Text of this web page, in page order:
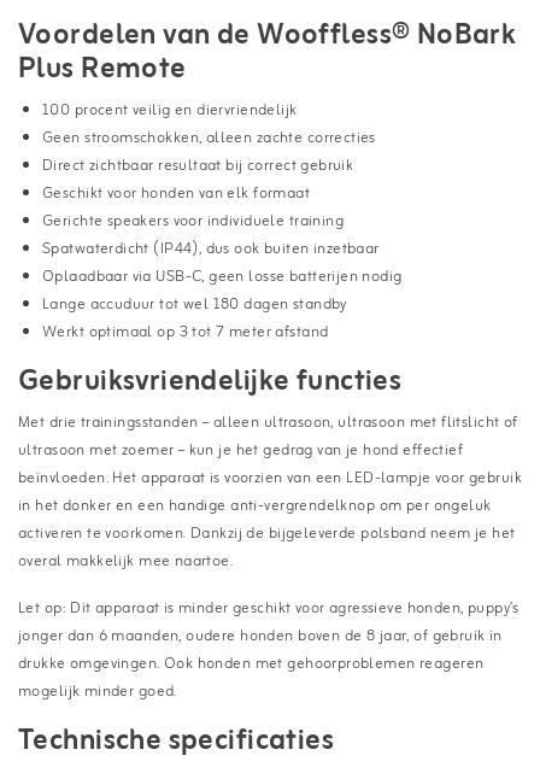
Voordelen van de Wooffless® NoBark
Plus Remote
100 procent veilig en diervriendelijk
Geen stroomschokken, alleen zachte correcties
Direct zichtbaar resultaat bij correct gebruik
Geschikt voor honden van elk formaat
Gerichte speakers voor individuele training
Spatwaterdicht (IP44), dus ook buiten inzetbaar
Oplaadbaar via USB-C, geen losse batterijen nodig
Lange accuduur tot wel 180 dagen standby
Werkt optimaal op 3 tot 7 meter afstand
Gebruiksvriendelijke functies
Met drie trainingsstanden – alleen ultrasoon, ultrasoon met flitslicht of
ultrasoon met zoemer – kun je het gedrag van je hond effectief
beïnvloeden. Het apparaat is voorzien van een LED-lampje voor gebruik
in het donker en een handige anti-vergrendelknop om per ongeluk
activeren te voorkomen. Dankzij de bijgeleverde polsband neem je het
overal makkelijk mee naartoe.
Let op: Dit apparaat is minder geschikt voor agressieve honden, puppy’s
jonger dan 6 maanden, oudere honden boven de 8 jaar, of gebruik in
drukke omgevingen. Ook honden met gehoorproblemen reageren
mogelijk minder goed.
Technische specificaties